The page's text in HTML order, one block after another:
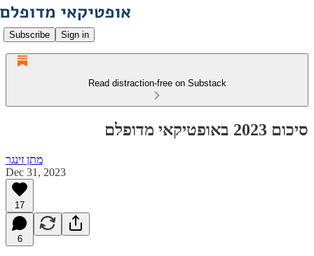
Subscribe Sign in
Read distraction-free on Substack
סיכום 2023 באופטיקאי מדופלם
מתן זינגר
Dec 31, 2023
17
6